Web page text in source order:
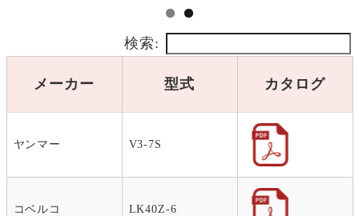
検索:
メーカー 型式 カタログ
ヤンマー V3-7S
コベルコ LK40Z-6